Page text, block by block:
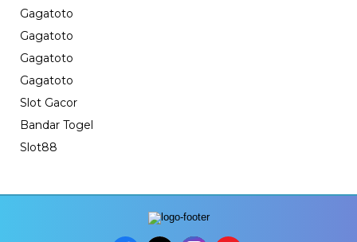
Gagatoto
Gagatoto
Gagatoto
Gagatoto
Slot Gacor
Bandar Togel
Slot88